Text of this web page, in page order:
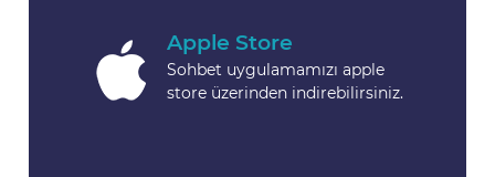
Apple Store
Sohbet uygulamamızı apple
store üzerinden indirebilirsiniz.